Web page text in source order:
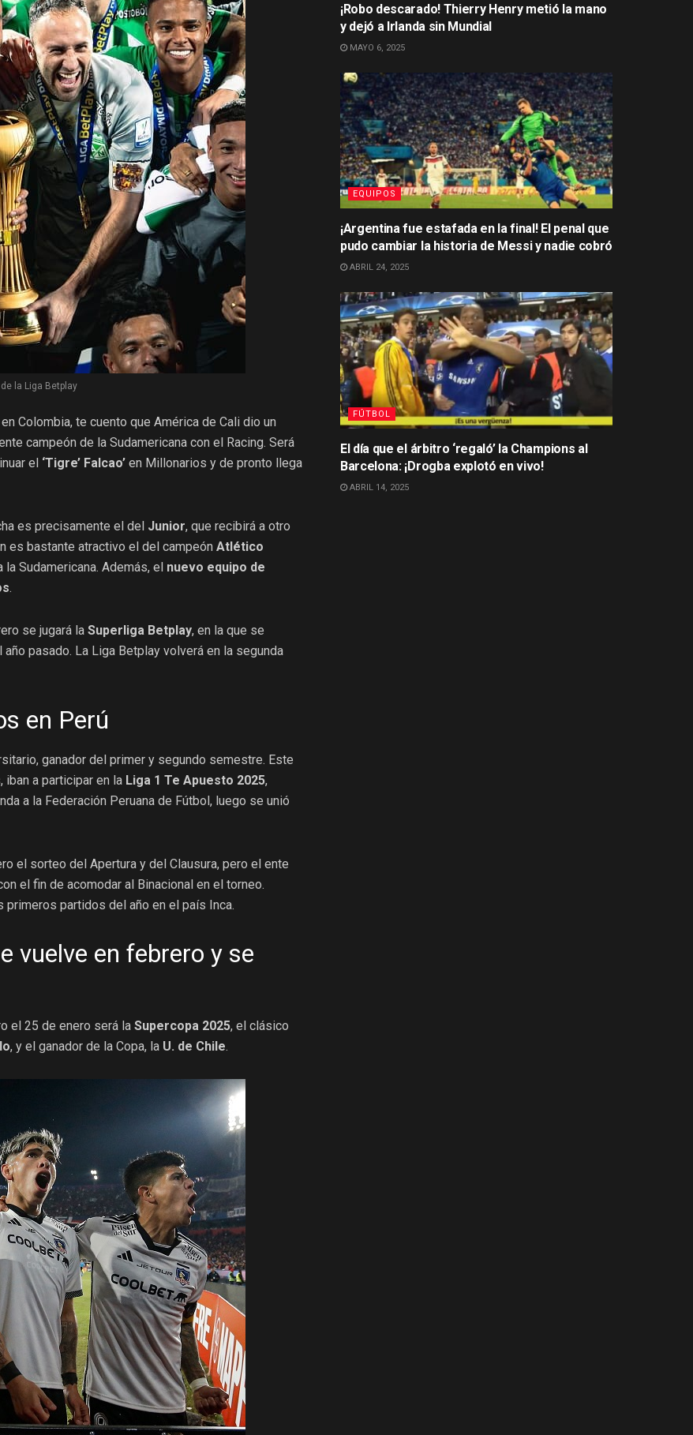
la Liga Betplay
Colombia, te cuento que América de Cali dio un
campeón de la Sudamericana con el Racing. Será
el ‘Tigre’ Falcao’ en Millonarios y de pronto llega
es precisamente el del Junior, que recibirá a otro
es bastante atractivo el del campeón Atlético
Sudamericana. Además, el nuevo equipo de
.
se jugará la Superliga Betplay, en la que se
pasado. La Liga Betplay volverá en la segunda
en Perú
ganador del primer y segundo semestre. Este
a participar en la Liga 1 Te Apuesto 2025,
a la Federación Peruana de Fútbol, luego se unió
el sorteo del Apertura y del Clausura, pero el ente
el fin de acomodar al Binacional en el torneo.
partidos del año en el país Inca.
vuelve en febrero y se
el 25 de enero será la Supercopa 2025, el clásico
, y el ganador de la Copa, la U. de Chile.
¡Robo descarado! Thierry Henry metió la mano
y dejó a Irlanda sin Mundial
MAYO 6, 2025
EQUIPOS
¡Argentina fue estafada en la final! El penal que
pudo cambiar la historia de Messi y nadie cobró
ABRIL 24, 2025
FÚTBOL
El día que el árbitro ‘regaló’ la Champions al
Barcelona: ¡Drogba explotó en vivo!
ABRIL 14, 2025